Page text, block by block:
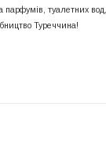
туалетних вод,
Туреччина!